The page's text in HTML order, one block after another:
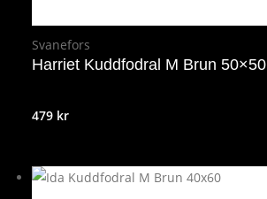
Svanefors
Harriet Kuddfodral M Brun 50×50
479 kr